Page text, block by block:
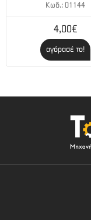
Κωδ.: 01144
4,00€
αγόρασέ το!